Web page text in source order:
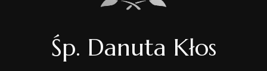
Śp. Danuta Kłos